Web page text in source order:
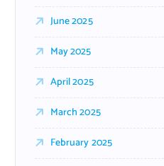
June 2025
May 2025
April 2025
March 2025
February 2025